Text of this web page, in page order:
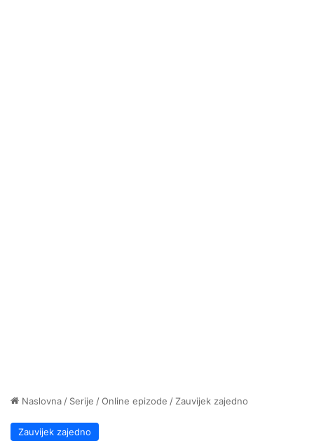
Naslovna / Serije /Online epizode / Zauvijek zajedno
Zauvijek zajedno